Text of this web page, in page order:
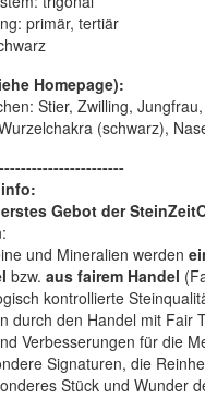
primär, tertiär
Homepage):
Stier, Zwilling,
(schwarz),
Gebot der
und Mineralien werden
bzw. aus fairem Handel
kontrollierte
durch den Handel mit Fair
Verbesserungen für die
Signaturen, die
Stück und Wunder